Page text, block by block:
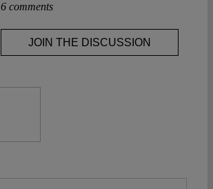
6 comments
JOIN THE DISCUSSION